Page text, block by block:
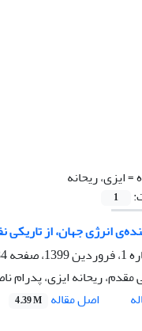
=ایزی، ریحانه
1
انرژی جهان، از
ریحانه ایزی، پدرام
اصل مقاله 4.39 M